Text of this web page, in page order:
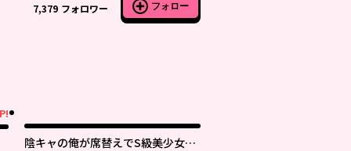
7,379 フォロワー フォロー
陰キャの俺が席替えでS級美少女に